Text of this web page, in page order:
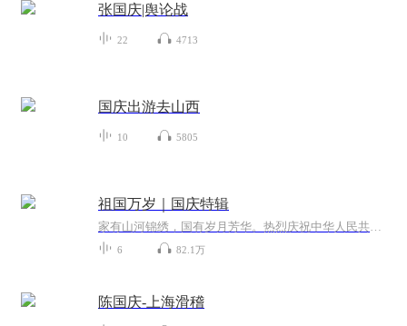
张国庆|舆论战
22 4713
国庆出游去山西
10 5805
祖国万岁｜国庆特辑
家有山河锦绣，国有岁月芳华。热烈庆祝中华人民共和国成立73周年！
6 82.1万
陈国庆-上海滑稽